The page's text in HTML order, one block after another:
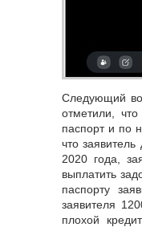
Следующий
отметили,
паспорт и по
что
2020 года,
выплатить
паспорту
заявителя
плохой